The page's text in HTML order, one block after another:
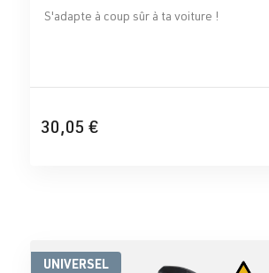
S'adapte à coup sûr à ta voiture !
30,05 €
UNIVERSEL